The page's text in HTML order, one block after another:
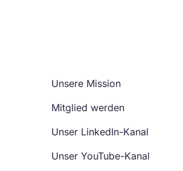
Unsere Mission
Mitglied werden
Unser LinkedIn-Kanal
Unser YouTube-Kanal